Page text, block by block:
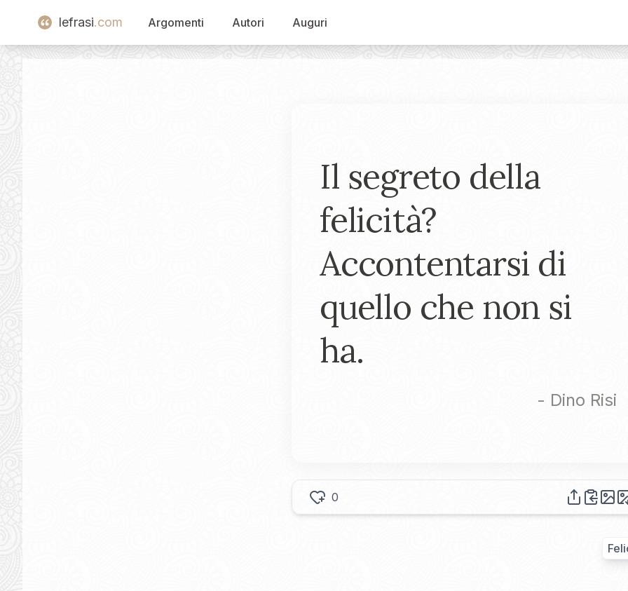
lefrasi.com Argomenti Autori Auguri
Il segreto della
felicità?
Accontentarsi di
quello che non si
ha.
- Dino Risi
0